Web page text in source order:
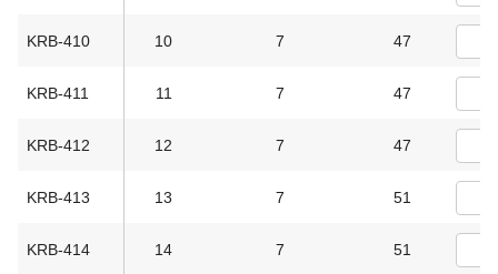
KRB-410 10 7 47
KRB-411 11 7 47
KRB-412 12 7 47
KRB-413 13 7 51
KRB-414 14 7 51